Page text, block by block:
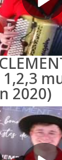
2020)